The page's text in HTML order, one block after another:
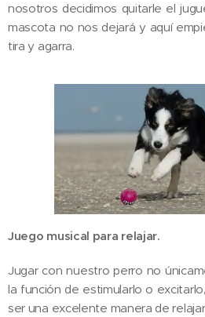
nosotros decidimos quitarle el
mascota no nos dejará y aquí
tira y agarra.
Juego musical para relajar.
Jugar con nuestro perro no
la función de estimularlo o
ser una excelente manera de